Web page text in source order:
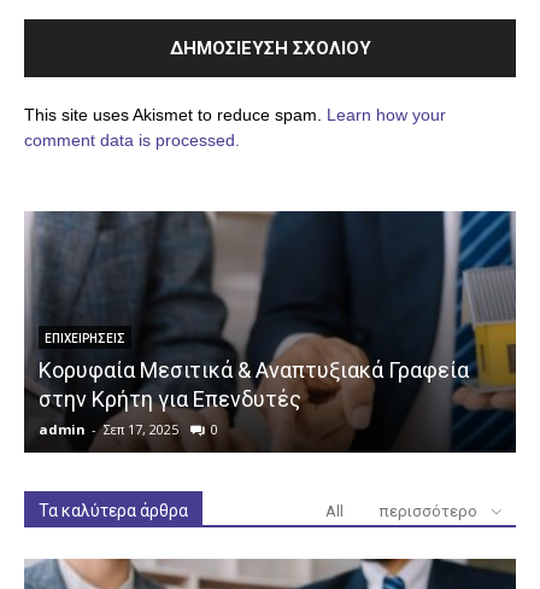
This site uses Akismet to reduce spam. Learn how your
comment data is processed.
ΕΠΙΧΕΙΡΉΣΕΙΣ
Κορυφαία Μεσιτικά & Αναπτυξιακά Γραφεία
στην Κρήτη για Επενδυτές
admin - Σεπ 17, 2025 0
Τα καλύτερα άρθρα All περισσότερο